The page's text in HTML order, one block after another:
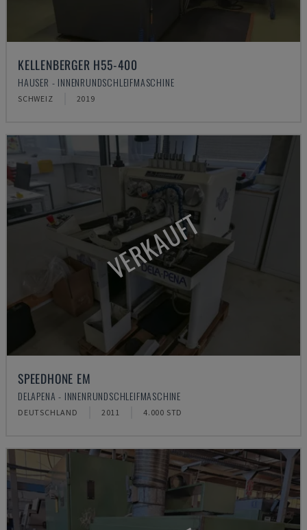
KELLENBERGER H55-400
HAUSER - INNENRUNDSCHLEIFMASCHINE
SCHWEIZ 2019
VERKAUFT
SPEEDHONE EM
DELAPENA - INNENRUNDSCHLEIFMASCHINE
DEUTSCHLAND 2011 4.000 STD